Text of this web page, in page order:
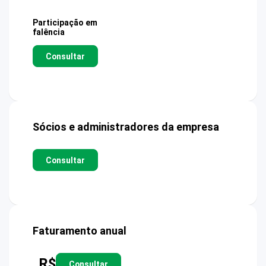
Participação em
falência
Consultar
Sócios e administradores da empresa
Consultar
Faturamento anual
Consultar